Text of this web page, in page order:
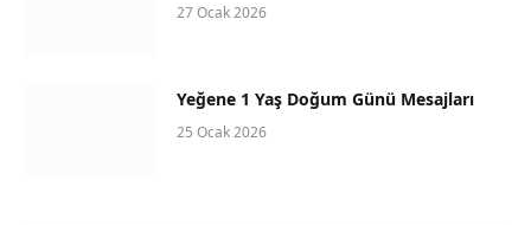
27 Ocak 2026
Yeğene 1 Yaş Doğum Günü Mesajları
25 Ocak 2026